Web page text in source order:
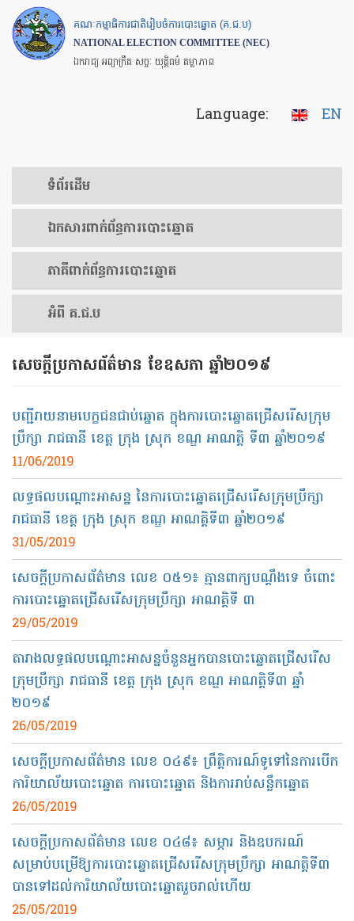
Skip
to
main
គណៈកម្មាធិការជាតិរៀបចំការបោះឆ្នោត (គ.ជ.ប)
NATIONAL ELECTION COMMITTEE (NEC)
ឯករាជ្យ អព្យាក្រឹត សច្ចៈ យុត្តិធម៌ តម្លាភាព
Language: EN
ទំព័រ​ដើម
ឯកសារ​ពាក់ព័ន្ធ​ការ​បោះឆ្នោត
​ភាគីពាក់ព័ន្ធ​​ការ​បោះឆ្នោត
អំពី គ.ជ.ប
សេចក្ដីប្រកាសព័ត៌មាន ខែឧសភា ឆ្នាំ២០១៩
បញ្ជីរាយនាមបេក្ខជនជាប់ឆ្នោត ក្នុងការបោះឆ្នោតជ្រើសរើសក្រុម
ប្រឹក្សា រាជធានី ខេត្ត ក្រុង ស្រុក ខណ្ឌ​ អាណត្តិ ទី៣ ឆ្នាំ២០១៩
11/06/2019
លទ្ធផលបណ្ដោះអាសន្ន​ នៃការបោះឆ្នោតជ្រើសរើសក្រុមប្រឹក្សា
រាជធានី ខេត្ត ក្រុង ស្រុក​ ខណ្ឌ អាណត្តិ​ទី​៣ ឆ្នាំ​២០១៩
31/05/2019
សេចក្តី​ប្រកាស​ព័ត៌មាន​ លេខ​ ០៥១​៖ គ្មាន​ពាក្យ​បណ្តឹង​ទេ​ ចំពោះ​
ការបោះឆ្នោត​ជ្រើសរើស​ក្រុមប្រឹក្សា​ អាណត្តិ​ទី​ ៣
29/05/2019
តារាងលទ្ធផលបណ្ដោះអាសន្នចំនួន​អ្នក​បាន​បោះឆ្នោត​ជ្រើសរើស​
ក្រុមប្រឹក្សា រាជធានី ខេត្ត​ ក្រុង ស្រុក ខណ្ឌ អាណត្តិ​ទី​៣ ឆ្នាំ​
២០១៩
26/05/2019
សេចក្តី​ប្រកាស​ព័ត៌មាន​ ​លេខ​ ​០៤៩​៖​ ​ព្រឹត្តិ​ការណ៍​ទូទៅ​នៃ​ការ​បើក​
ការិយាល័យ​បោះឆ្នោត​ ​ការបោះឆ្នោត​ ​និង​ការរាប់​សន្លឹកឆ្នោត​
26/05/2019
សេចក្តី​ប្រកាស​ព័ត៌មាន​ ​លេខ​ ​០៤៨​៖​ ​សម្ភារ​ ​និង​ឧបករណ៍​
សម្រាប់​បម្រើ​ឱ្យ​ការបោះឆ្នោត​ជ្រើសរើស​ក្រុមប្រឹក្សា​ ​អាណត្តិ​ទី៣​ ​
បាន​ទៅដល់​ការិយាល័យ​បោះឆ្នោត​រួចរាល់​ហើយ​
25/05/2019